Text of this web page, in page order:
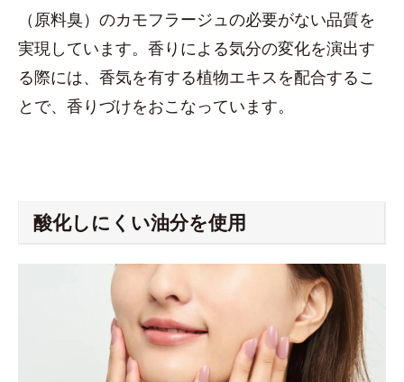
（原料臭）のカモフラージュの必要がない品質を
実現しています。香りによる気分の変化を演出す
る際には、香気を有する植物エキスを配合するこ
とで、香りづけをおこなっています。
酸化しにくい油分を使用